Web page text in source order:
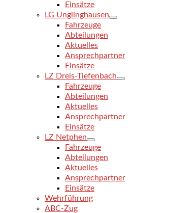
Einsätze
LG Unglinghausen
Fahrzeuge
Abteilungen
Aktuelles
Ansprechpartner
Einsätze
LZ Dreis-Tiefenbach
Fahrzeuge
Abteilungen
Aktuelles
Ansprechpartner
Einsätze
LZ Netphen
Fahrzeuge
Abteilungen
Aktuelles
Ansprechpartner
Einsätze
Wehrführung
ABC-Zug